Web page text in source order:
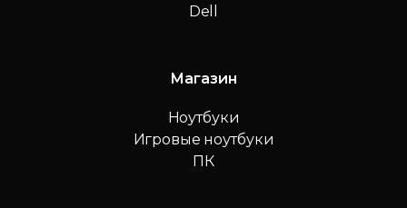
Dell
Магазин
Ноутбуки
Игровые ноутбуки
ПК